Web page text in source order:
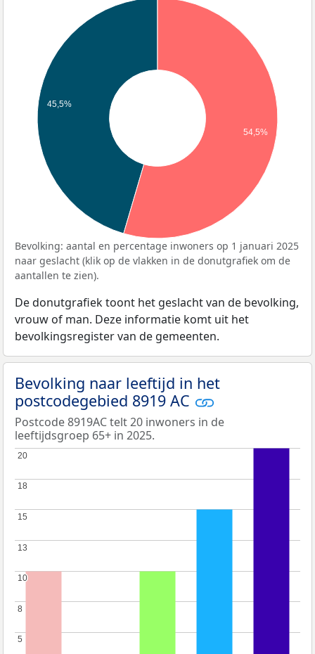
45,5%
54,5%
Bevolking: aantal en percentage inwoners op 1 januari 2025
naar geslacht (klik op de vlakken in de donutgrafiek om de
aantallen te zien).
De donutgrafiek toont het geslacht van de bevolking,
vrouw of man. Deze informatie komt uit het
bevolkingsregister van de gemeenten.
Bevolking naar leeftijd in het
postcodegebied 8919 AC
Postcode 8919AC telt 20 inwoners in de
leeftijdsgroep 65+ in 2025.
5
5
8
8
10
10
13
13
15
15
18
18
20
20